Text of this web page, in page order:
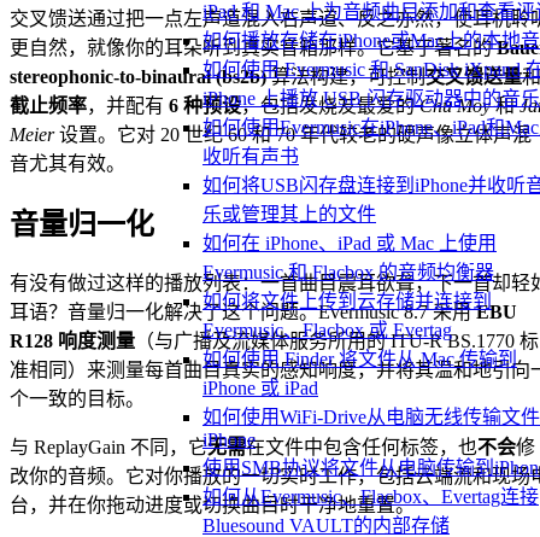
iPad 和 Mac 上为音频曲目添加和查看评
如何播放存储在iPhone或Mac上的本地
如何使用 Evermusic 和 SanDisk iXpand
iPhone 上播放 USB 闪存驱动器中的音乐
如何使用Evermusic在iPhone、iPad和
收听有声书
如何将USB闪存盘连接到iPhone并收听
乐或管理其上的文件
如何在 iPhone、iPad 或 Mac 上使用
Evermusic 和 Flacbox 的音频均衡器
如何将文件上传到云存储并连接到
Evermusic、Flacbox 或 Evertag
如何使用 Finder 将文件从 Mac 传输到
iPhone 或 iPad
如何使用WiFi-Drive从电脑无线传输文
iPhone
使用SMB协议将文件从电脑传输到
如何从Evermusic、Flacbox、Evertag连接
Bluesound VAULT的内部存储
交叉馈送通过把一点左声道混入右声道、反之亦然，使耳机聆
更自然，就像你的耳朵听到真实音箱那样。它基于著名的
stereophonic-to-binaural (bs2b)算法构建，可控制交叉馈送量和
截止频率，并配有 6 种预设，包括发烧友最爱的Chu Moy和
Meier设置。它对 20 世纪 60 和 70 年代较老的硬声像立体声混
音尤其有效。
音量归一化
有没有做过这样的播放列表：一首曲目震耳欲聋，下一首却轻
耳语？音量归一化解决了这个问题。Evermusic 8.7 采用EBU
R128 响度测量 （与广播及流媒体服务所用的 ITU-R BS.1770 标
准相同）来测量每首曲目真实的感知响度，并将其温和地引向
个一致的目标。
与 ReplayGain 不同，它无需在文件中包含任何标签，也不会修
改你的音频。它对你播放的一切实时工作，包括云端流和现场
台，并在你拖动进度或切换曲目时干净地重置。